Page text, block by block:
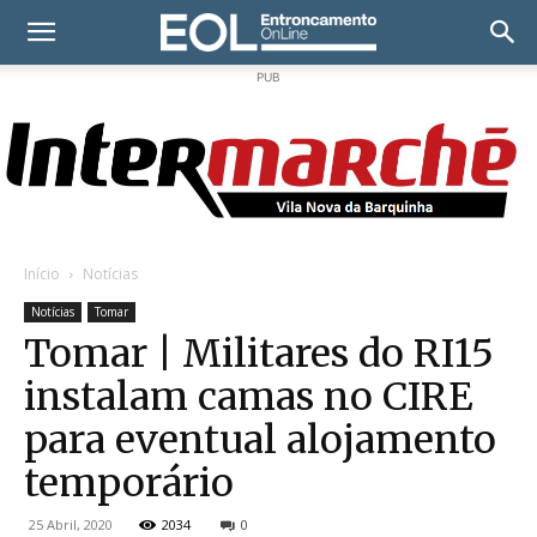
PUB
Início Notícias
Notícias Tomar
Tomar | Militares do RI15
instalam camas no CIRE
para eventual alojamento
temporário
25 Abril, 2020 2034 0